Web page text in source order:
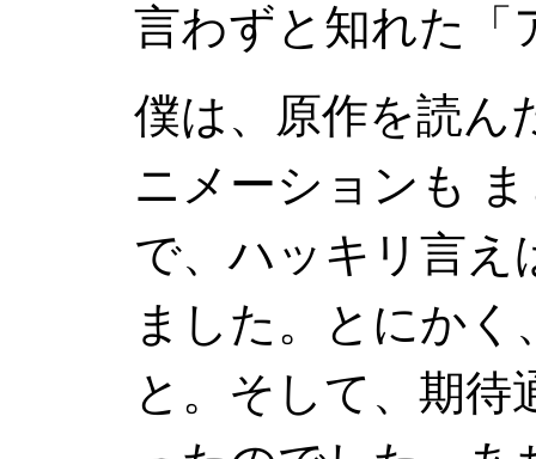
言わずと知れた「
僕は、原作を読ん
ニメーションも
で、ハッキリ言え
ました。とにか
と。そして、期待